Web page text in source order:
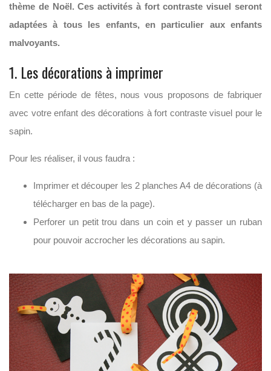
thème de Noël. Ces activités à fort contraste visuel seront
adaptées à tous les enfants, en particulier aux enfants
malvoyants.
1. Les décorations à imprimer
En cette période de fêtes, nous vous proposons de fabriquer
avec votre enfant des décorations à fort contraste visuel pour le
sapin.
Pour les réaliser, il vous faudra :
Imprimer et découper les 2 planches A4 de décorations (à
télécharger en bas de la page).
Perforer un petit trou dans un coin et y passer un ruban
pour pouvoir accrocher les décorations au sapin.